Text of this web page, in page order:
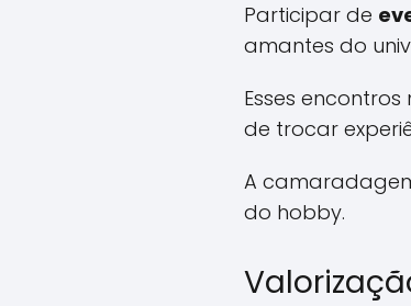
Participar de
amantes do
Esses
de trocar
A
do hobby.